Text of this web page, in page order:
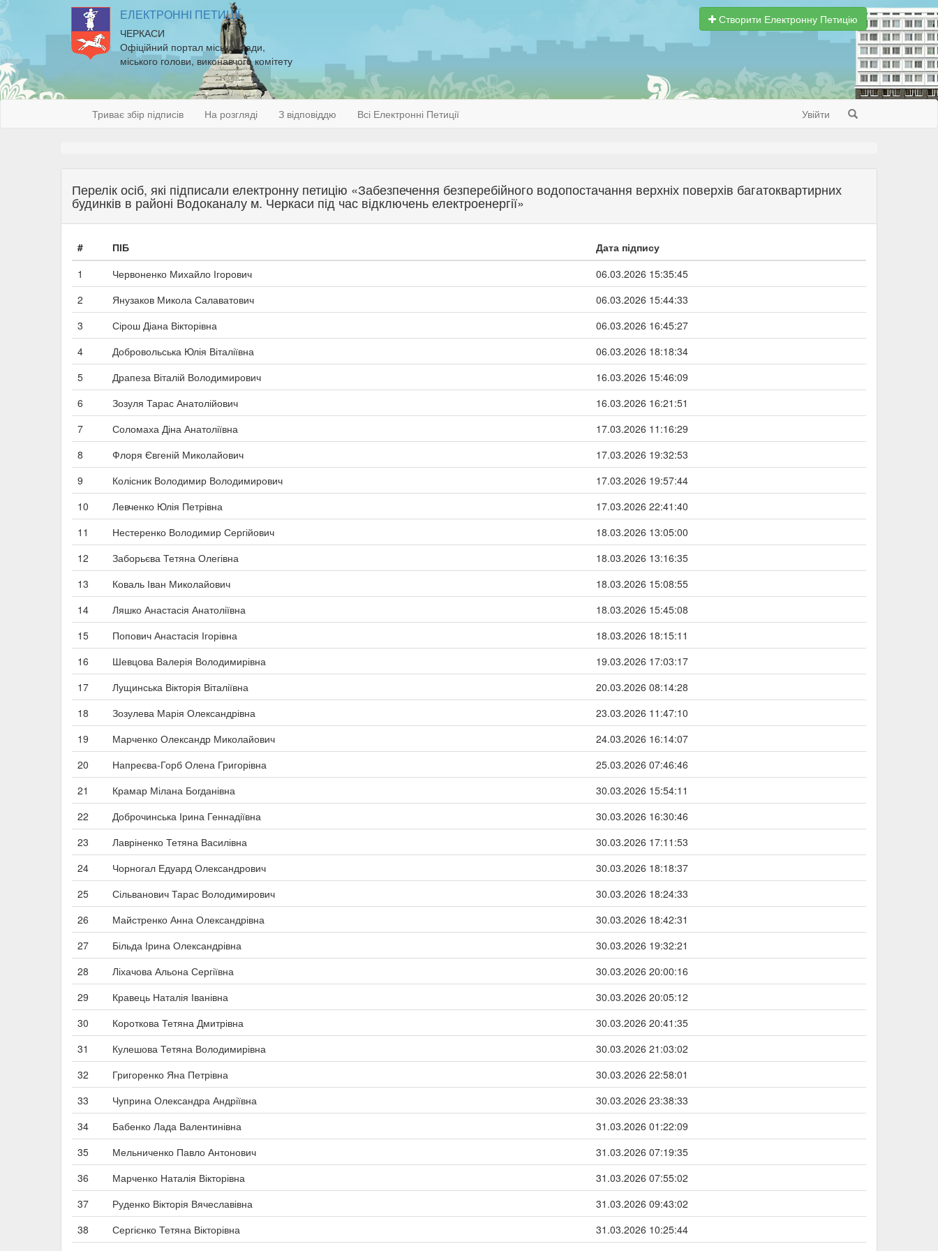
ЕЛЕКТРОННІ ПЕТИЦІЇ
ЧЕРКАСИ
Офіційний портал міської ради,
міського голови, виконавчого комітету
Створити Електронну Петицію
Триває збір підписів На розгляді З відповіддю Всі Електронні Петиції Увійти
Перелік осіб, які підписали електронну петицію «Забезпечення безперебійного водопостачання верхніх поверхів багатоквартирних
будинків в районі Водоканалу м. Черкаси під час відключень електроенергії»
# ПІБ
Дата підпису
1
Червоненко Михайло Ігорович
06.03.2026 15:35:45
2
Янузаков Микола Салаватович
06.03.2026 15:44:33
3
Сірош Діана Вікторівна
06.03.2026 16:45:27
4
Добровольська Юлія Віталіївна
06.03.2026 18:18:34
5
Драпеза Віталій Володимирович
16.03.2026 15:46:09
6
Зозуля Тарас Анатолійович
16.03.2026 16:21:51
7
Соломаха Діна Анатоліївна
17.03.2026 11:16:29
8
Флоря Євгеній Миколайович
17.03.2026 19:32:53
9
Колісник Володимир Володимирович
17.03.2026 19:57:44
10
Левченко Юлія Петрівна
17.03.2026 22:41:40
11
Нестеренко Володимир Сергійович
18.03.2026 13:05:00
12
Заборьєва Тетяна Олегівна
18.03.2026 13:16:35
13
Коваль Іван Миколайович
18.03.2026 15:08:55
14
Ляшко Анастасія Анатоліївна
18.03.2026 15:45:08
15
Попович Анастасія Ігорівна
18.03.2026 18:15:11
16
Шевцова Валерія Володимирівна
19.03.2026 17:03:17
17
Лущинська Вікторія Віталіївна
20.03.2026 08:14:28
18
Зозулева Марія Олександрівна
23.03.2026 11:47:10
19
Марченко Олександр Миколайович
24.03.2026 16:14:07
20
Напреєва-Горб Олена Григорівна
25.03.2026 07:46:46
21
Крамар Мілана Богданівна
30.03.2026 15:54:11
22
Доброчинська Ірина Геннадіївна
30.03.2026 16:30:46
23
Лавріненко Тетяна Василівна
30.03.2026 17:11:53
24
Чорногал Едуард Олександрович
30.03.2026 18:18:37
25
Сільванович Тарас Володимирович
30.03.2026 18:24:33
26
Майстренко Анна Олександрівна
30.03.2026 18:42:31
27
Більда Ірина Олександрівна
30.03.2026 19:32:21
28
Ліхачова Альона Сергіївна
30.03.2026 20:00:16
29
Кравець Наталія Іванівна
30.03.2026 20:05:12
30
Короткова Тетяна Дмитрівна
30.03.2026 20:41:35
31
Кулешова Тетяна Володимирівна
30.03.2026 21:03:02
32
Григоренко Яна Петрівна
30.03.2026 22:58:01
33
Чуприна Олександра Андріївна
30.03.2026 23:38:33
34
Бабенко Лада Валентинівна
31.03.2026 01:22:09
35
Мельниченко Павло Антонович
31.03.2026 07:19:35
36
Марченко Наталія Вікторівна
31.03.2026 07:55:02
37
Руденко Вікторія Вячеславівна
31.03.2026 09:43:02
38
Сергієнко Тетяна Вікторівна
31.03.2026 10:25:44